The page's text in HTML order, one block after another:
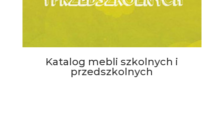
Katalog mebli szkolnych i
przedszkolnych